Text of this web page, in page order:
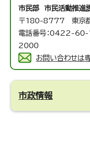
市民部 市民活動推進
〒180-8777 東京
電話番号：0422-
2000
お問い合わせは
市政情報